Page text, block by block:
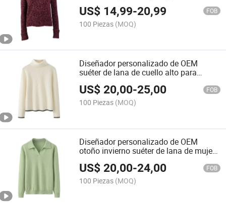
US$ 14,99-20,99 FOB
100 Piezas (MOQ)
Diseñador personalizado de OEM
suéter de lana de cuello alto para
mujeres, parte superior de punto de
otoño e invierno
US$20,00-25,00 FOB
100 Piezas (MOQ)
Diseñador personalizado de OEM
otoño invierno suéter de lana de mujer
con capucha de punto
US$20,00-24,00 FOB
100 Piezas (MOQ)